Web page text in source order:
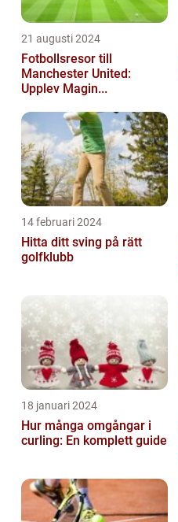
21 augusti 2024
Fotbollsresor till
Manchester United:
Upplev Magin...
14 februari 2024
Hitta ditt sving på rätt
golfklubb
18 januari 2024
Hur många omgångar i
curling: En komplett guide